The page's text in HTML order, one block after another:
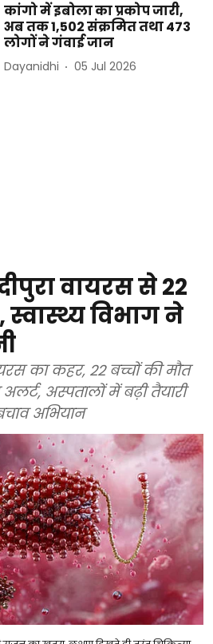
कांगो में इबोला का प्रकोप जारी,
अब तक 1,502 संक्रमित तथा 473
लोगों ने गंवाई जान
Dayanidhi 05 Jul 2026
वायरस से 22
स्वास्थ्य विभाग ने
का कहर, 22 बच्चों की मौत
अस्पतालों में बढ़ी तैयारी
अभियान